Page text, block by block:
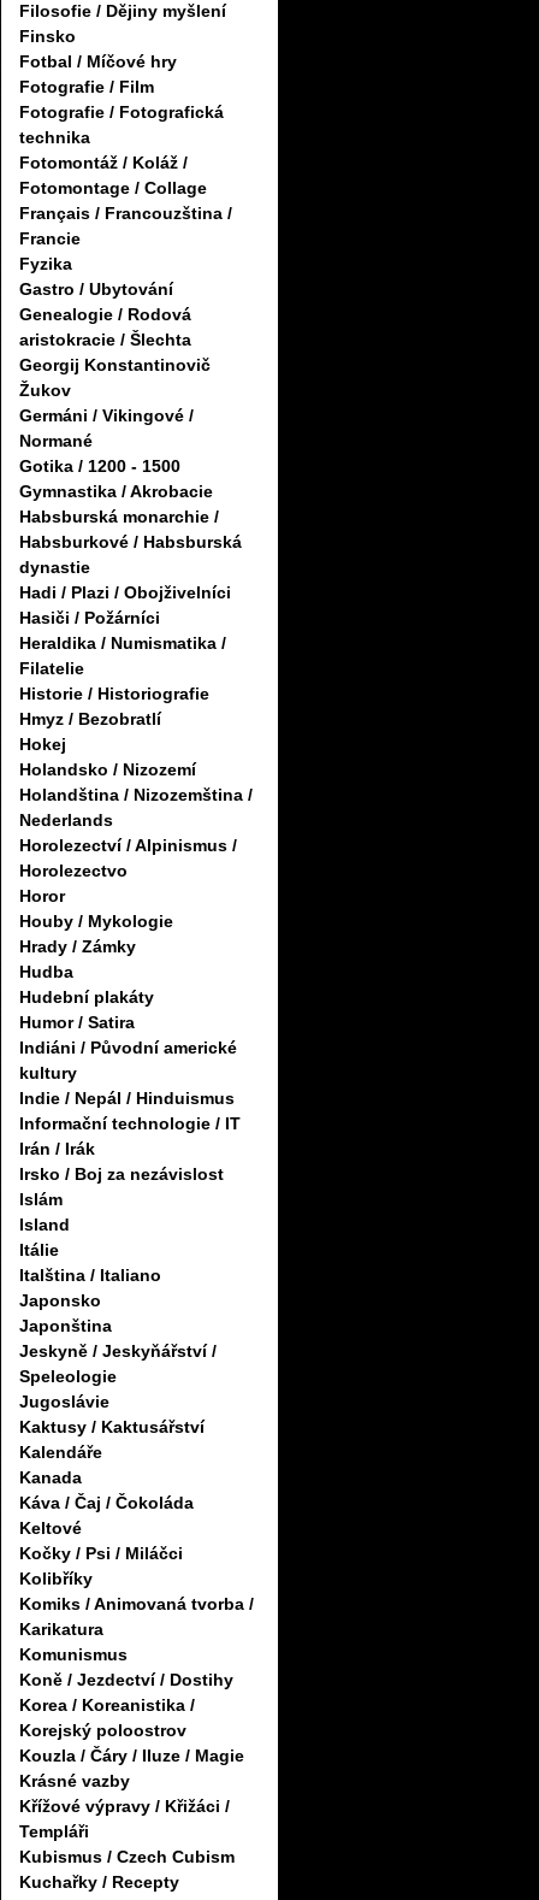
Filosofie / Dějiny myšlení
Finsko
Fotbal / Míčové hry
Fotografie / Film
Fotografie / Fotografická
technika
Fotomontáž / Koláž /
Fotomontage / Collage
Français / Francouzština /
Francie
Fyzika
Gastro / Ubytování
Genealogie / Rodová
aristokracie / Šlechta
Georgij Konstantinovič
Žukov
Germáni / Vikingové /
Normané
Gotika / 1200 - 1500
Gymnastika / Akrobacie
Habsburská monarchie /
Habsburkové / Habsburská
dynastie
Hadi / Plazi / Obojživelníci
Hasiči / Požárníci
Heraldika / Numismatika /
Filatelie
Historie / Historiografie
Hmyz / Bezobratlí
Hokej
Holandsko / Nizozemí
Holandština / Nizozemština /
Nederlands
Horolezectví / Alpinismus /
Horolezectvo
Horor
Houby / Mykologie
Hrady / Zámky
Hudba
Hudební plakáty
Humor / Satira
Indiáni / Původní americké
kultury
Indie / Nepál / Hinduismus
Informační technologie / IT
Irán / Irák
Irsko / Boj za nezávislost
Islám
Island
Itálie
Italština / Italiano
Japonsko
Japonština
Jeskyně / Jeskyňářství /
Speleologie
Jugoslávie
Kaktusy / Kaktusářství
Kalendáře
Kanada
Káva / Čaj / Čokoláda
Keltové
Kočky / Psi / Miláčci
Kolibříky
Komiks / Animovaná tvorba /
Karikatura
Komunismus
Koně / Jezdectví / Dostihy
Korea / Koreanistika /
Korejský poloostrov
Kouzla / Čáry / Iluze / Magie
Krásné vazby
Křížové výpravy / Křižáci /
Templáři
Kubismus / Czech Cubism
Kuchařky / Recepty